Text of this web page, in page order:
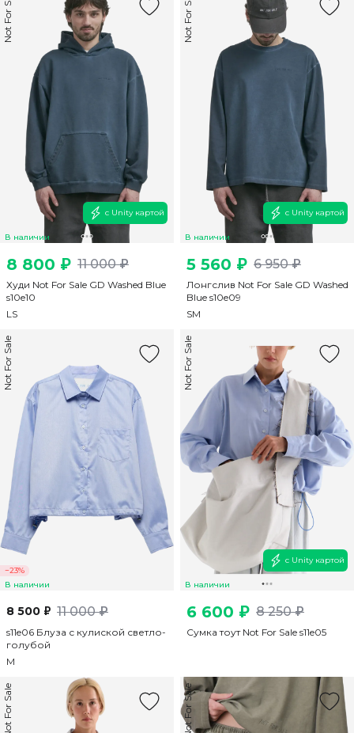
В наличии
Not For Sale
с Unity картой
8 800 ₽ 11 000 ₽
Худи Not For Sale GD Washed Blue
s10e10
LS
В наличии
Not For Sale
с Unity картой
5 560 ₽ 6 950 ₽
Лонгслив Not For Sale GD Washed
Blue s10e09
SM
−23%
В наличии
Not For Sale
8 500 ₽ 11 000 ₽
s11e06 Блуза с кулиской светло-
голубой
M
В наличии
Not For Sale
с Unity картой
6 600 ₽ 8 250 ₽
Cумка тоут Not For Sale s11e05
Not For Sale Not For Sale